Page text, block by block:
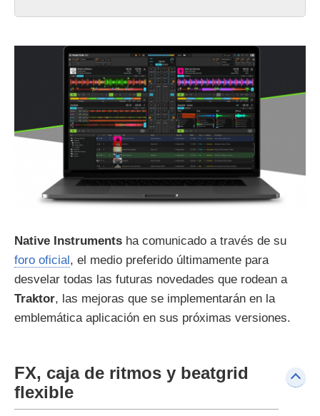
Native Instruments ha comunicado a través de su
foro oficial, el medio preferido últimamente para
desvelar todas las futuras novedades que rodean a
Traktor, las mejoras que se implementarán en la
emblemática aplicación en sus próximas versiones.
FX, caja de ritmos y beatgrid
flexible